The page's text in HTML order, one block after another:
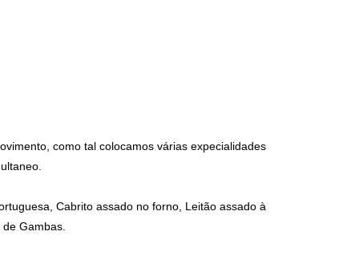
como tal colocamos várias expecialidades
Cabrito assado no forno, Leitão assado à
Gambas.